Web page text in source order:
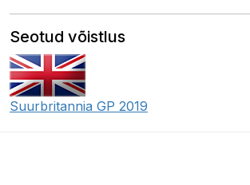
Seotud võistlus
Suurbritannia GP 2019